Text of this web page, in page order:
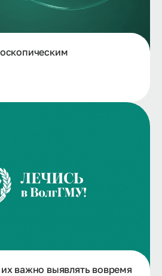
важно выявлять вовремя